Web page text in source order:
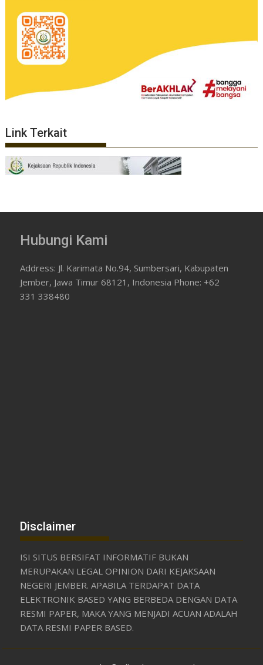
Link Terkait
Hubungi Kami
Address: Jl. Karimata No.94, Sumbersari, Kabupaten
Jember, Jawa Timur 68121, Indonesia Phone: +62
331 338480
Disclaimer
ISI SITUS BERSIFAT INFORMATIF BUKAN
MERUPAKAN LEGAL OPINION DARI KEJAKSAAN
NEGERI JEMBER. APABILA TERDAPAT DATA
ELEKTRONIK BASED YANG BERBEDA DENGAN DATA
RESMI PAPER, MAKA YANG MENJADI ACUAN ADALAH
DATA RESMI PAPER BASED.